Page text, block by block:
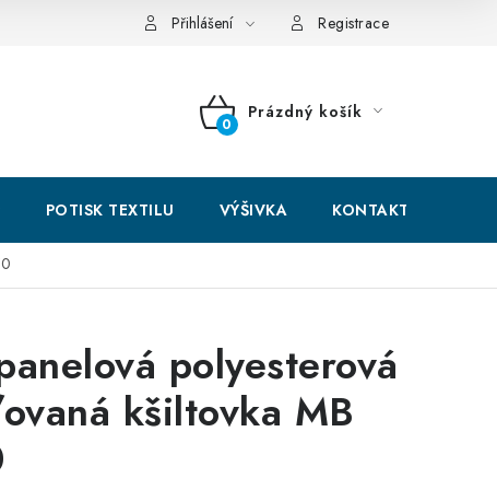
GDPR + cookies
Přihlášení Registrace
NÁKUPNÍ
Prázdný košík
POTISK TEXTILU VÝŠIVKA KONTAKTY
polyesterová
kšiltovka MB